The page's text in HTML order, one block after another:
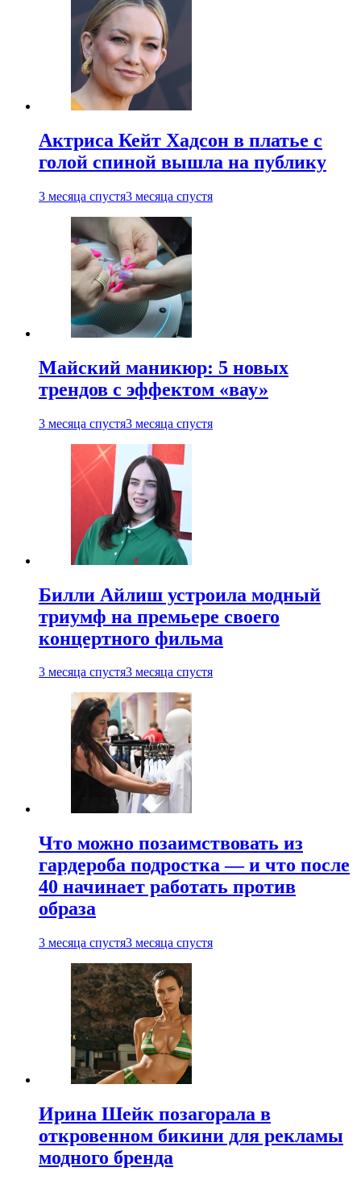
Актриса Кейт Хадсон в платье с
голой спиной вышла на публику
3 месяца спустя3 месяца спустя
Майский маникюр: 5 новых
трендов с эффектом «вау»
3 месяца спустя3 месяца спустя
Билли Айлиш устроила модный
триумф на премьере своего
концертного фильма
3 месяца спустя3 месяца спустя
Что можно позаимствовать из
гардероба подростка — и что после
40 начинает работать против
образа
3 месяца спустя3 месяца спустя
Ирина Шейк позагорала в
откровенном бикини для рекламы
модного бренда